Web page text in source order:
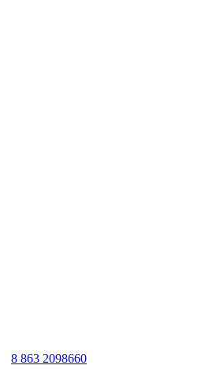
8 863 2098660